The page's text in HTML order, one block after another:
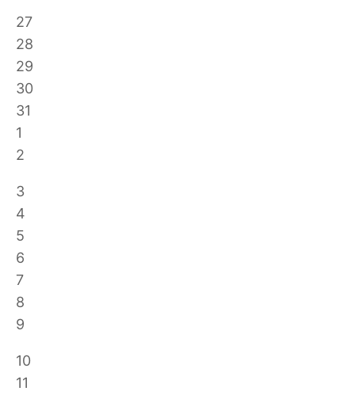
27
28
29
30
31
1
2
3
4
5
6
7
8
9
10
11